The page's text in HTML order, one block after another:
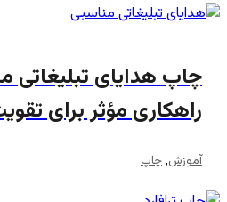
چاپ هدایای تبلیغاتی
راهکاری مؤثر برای
آموزش,چاپ